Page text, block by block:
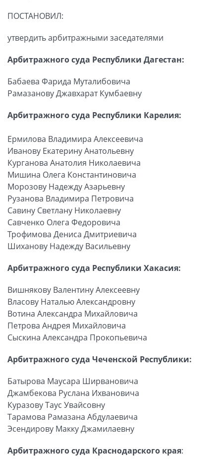
ПОСТАНОВИЛ:
утвердить арбитражными заседателями
Арбитражного суда Республики Дагестан:
Бабаева Фарида Муталибовича
Рамазанову Джавхарат Кумбаевну
Арбитражного суда Республики Карелия:
Ермилова Владимира Алексеевича
Иванову Екатерину Анатольевну
Курганова Анатолия Николаевича
Мишина Олега Константиновича
Морозову Надежду Азарьевну
Рузанова Владимира Петровича
Савину Светлану Николаевну
Савченко Олега Федоровича
Трофимова Дениса Дмитриевича
Шиханову Надежду Васильевну
Арбитражного суда Республики Хакасия:
Вишнякову Валентину Алексеевну
Власову Наталью Александровну
Вотина Александра Михайловича
Петрова Андрея Михайловича
Сыскина Александра Прокопьевича
Арбитражного суда Чеченской Республики:
Батырова Маусара Ширвановича
Джамбекова Руслана Ихвановича
Куразову Таус Увайсовну
Тарамова Рамазана Абдулаевича
Эсендирову Макку Джамилаевну
Арбитражного суда Краснодарского края: